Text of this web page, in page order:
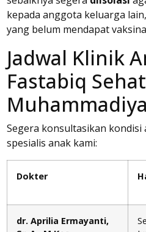
kepada anggota keluarga
yang belum mendapat
Jadwal Klinik
Fastabiq
Segera konsultasikan
spesialis anak kami:
Dokter
dr. Aprilia Ermayanti,